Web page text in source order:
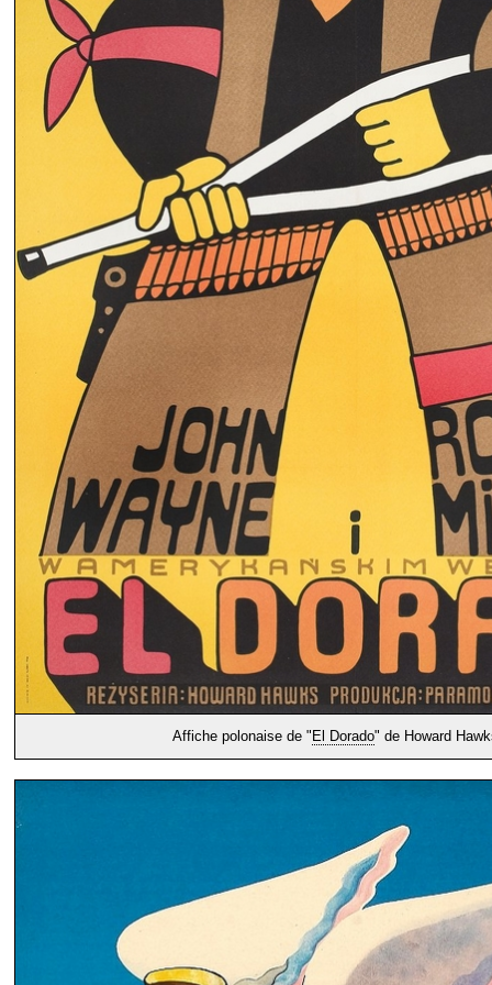
Affiche polonaise de " El Dorado" de Howard